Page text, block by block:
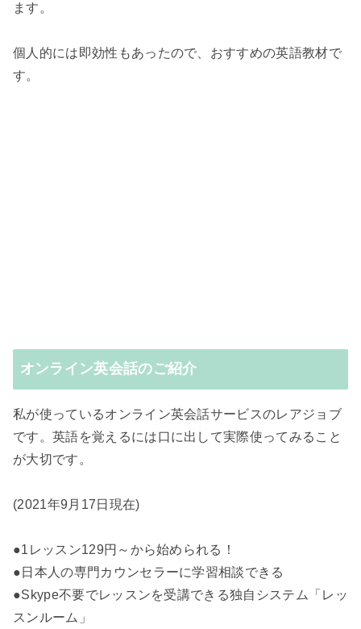
ます。
個人的には即効性もあったので、おすすめの英語教材で
す。
オンライン英会話のご紹介
私が使っているオンライン英会話サービスのレアジョブ
です。英語を覚えるには口に出して実際使ってみること
が大切です。
(2021年9月17日現在)
●1レッスン129円～から始められる！
●日本人の専門カウンセラーに学習相談できる
●Skype不要でレッスンを受講できる独自システム「レッ
スンルーム」